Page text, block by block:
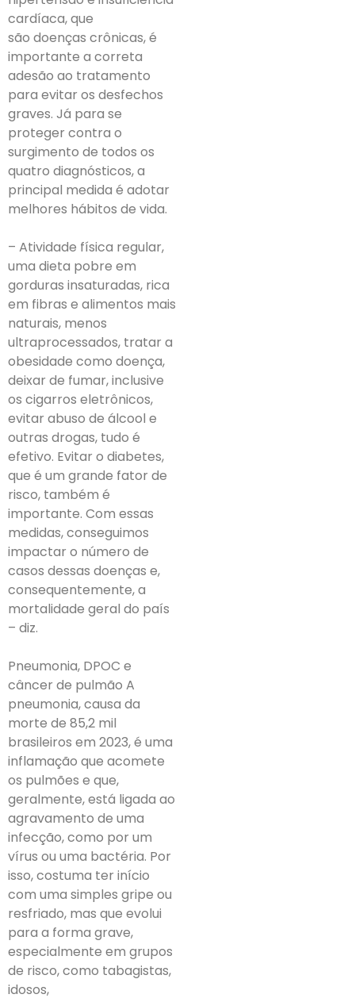
cardíaca, que
são doenças crônicas, é
importante a correta
adesão ao tratamento
para evitar os desfechos
graves. Já para se
proteger contra o
surgimento de todos os
quatro diagnósticos, a
principal medida é adotar
melhores hábitos de vida.
– Atividade física regular,
uma dieta pobre em
gorduras insaturadas, rica
em fibras e alimentos mais
naturais, menos
ultraprocessados, tratar a
obesidade como doença,
deixar de fumar, inclusive
os cigarros eletrônicos,
evitar abuso de álcool e
outras drogas, tudo é
efetivo. Evitar o diabetes,
que é um grande fator de
risco, também é
importante. Com essas
medidas, conseguimos
impactar o número de
casos dessas doenças e,
consequentemente, a
mortalidade geral do país
– diz.
Pneumonia, DPOC e
câncer de pulmão A
pneumonia, causa da
morte de 85,2 mil
brasileiros em 2023, é uma
inflamação que acomete
os pulmões e que,
geralmente, está ligada ao
agravamento de uma
infecção, como por um
vírus ou uma bactéria. Por
isso, costuma ter início
com uma simples gripe ou
resfriado, mas que evolui
para a forma grave,
especialmente em grupos
de risco, como tabagistas,
idosos,